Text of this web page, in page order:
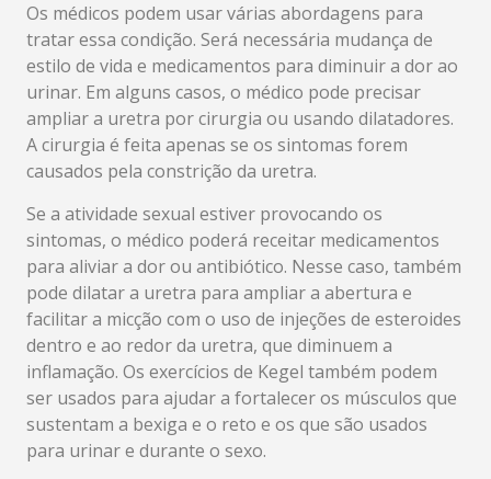
Os médicos podem usar várias abordagens para
tratar essa condição. Será necessária mudança de
estilo de vida e medicamentos para diminuir a dor ao
urinar. Em alguns casos, o médico pode precisar
ampliar a uretra por cirurgia ou usando dilatadores.
A cirurgia é feita apenas se os sintomas forem
causados ​​pela constrição da uretra.
Se a atividade sexual estiver provocando os
sintomas, o médico poderá receitar medicamentos
para aliviar a dor ou antibiótico. Nesse caso, também
pode dilatar a uretra para ampliar a abertura e
facilitar a micção com o uso de injeções de esteroides
dentro e ao redor da uretra, que diminuem a
inflamação. Os exercícios de Kegel também podem
ser usados para ajudar a fortalecer os músculos que
sustentam a bexiga e o reto e os que são usados
para urinar e durante o sexo.